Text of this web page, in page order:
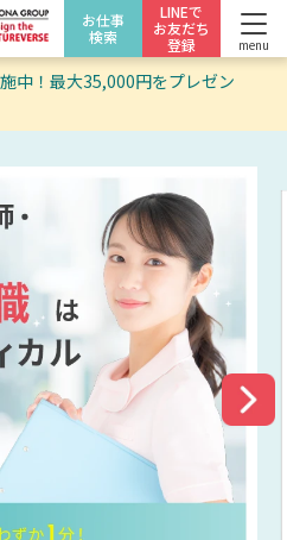
お仕事
検索
LINEで
お友だち
登録
menu
中！最大35,000円をプレゼン